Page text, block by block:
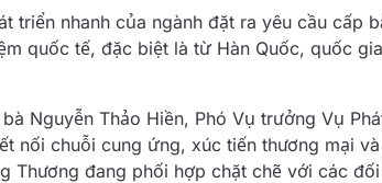
triển nhanh của ngành đặt ra yêu cầu cấp
quốc tế, đặc biệt là từ Hàn Quốc, quốc
Nguyễn Thảo Hiền, Phó Vụ trưởng Vụ
nối chuỗi cung ứng, xúc tiến thương mại
Thương đang phối hợp chặt chẽ với các